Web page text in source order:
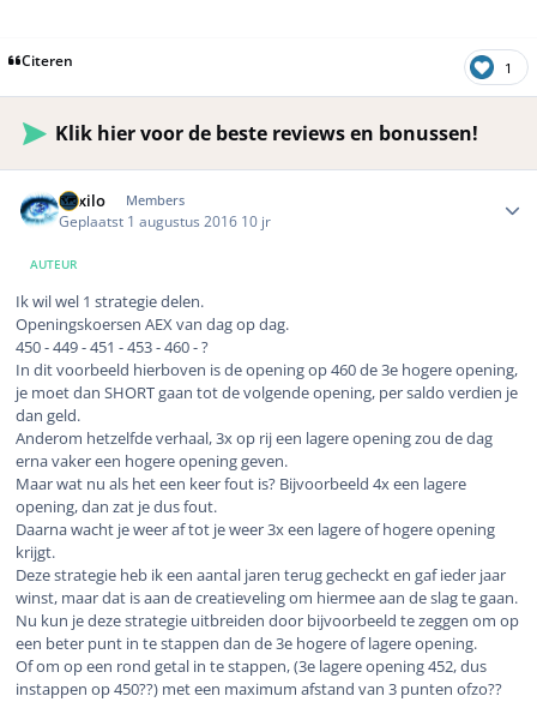
Citeren 1
Klik hier voor de beste reviews en bonussen!
Mixilo Members
Geplaatst 1 augustus 2016 10 jr
AUTEUR
Ik wil wel 1 strategie delen.
Openingskoersen AEX van dag op dag.
450 - 449 - 451 - 453 - 460 - ?
In dit voorbeeld hierboven is de opening op 460 de 3e hogere opening,
je moet dan SHORT gaan tot de volgende opening, per saldo verdien je
dan geld.
Anderom hetzelfde verhaal, 3x op rij een lagere opening zou de dag
erna vaker een hogere opening geven.
Maar wat nu als het een keer fout is? Bijvoorbeeld 4x een lagere
opening, dan zat je dus fout.
Daarna wacht je weer af tot je weer 3x een lagere of hogere opening
krijgt.
Deze strategie heb ik een aantal jaren terug gecheckt en gaf ieder jaar
winst, maar dat is aan de creatieveling om hiermee aan de slag te gaan.
Nu kun je deze strategie uitbreiden door bijvoorbeeld te zeggen om op
een beter punt in te stappen dan de 3e hogere of lagere opening.
Of om op een rond getal in te stappen, (3e lagere opening 452, dus
instappen op 450??) met een maximum afstand van 3 punten ofzo??